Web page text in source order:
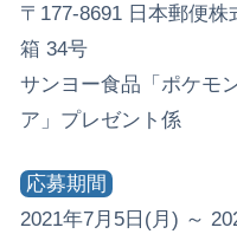
〒177-8691 日本郵便
箱 34号
サンヨー食品「ポケモ
ア」プレゼント係
応募期間
2021年7月5日(月) ～